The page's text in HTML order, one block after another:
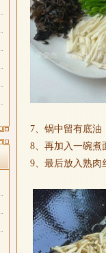
7、锅中留有底油
8、再加入一碗煮
9、最后放入熟肉